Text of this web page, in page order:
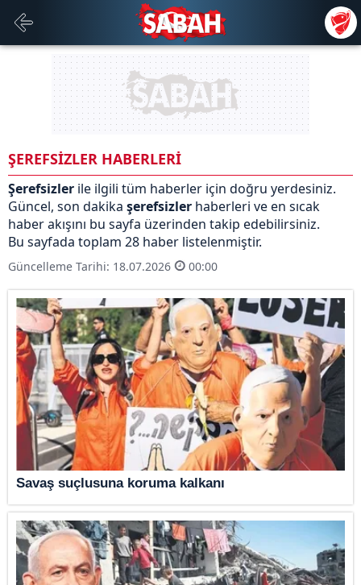
ŞEREFSİZLER HABERLERİ
Şerefsizler ile ilgili tüm haberler için doğru yerdesiniz.
Güncel, son dakika şerefsizler haberleri ve en sıcak
haber akışını bu sayfa üzerinden takip edebilirsiniz.
Bu sayfada toplam 28 haber listelenmiştir.
Güncelleme Tarihi: 18.07.2026 00:00
Savaş suçlusuna koruma kalkanı